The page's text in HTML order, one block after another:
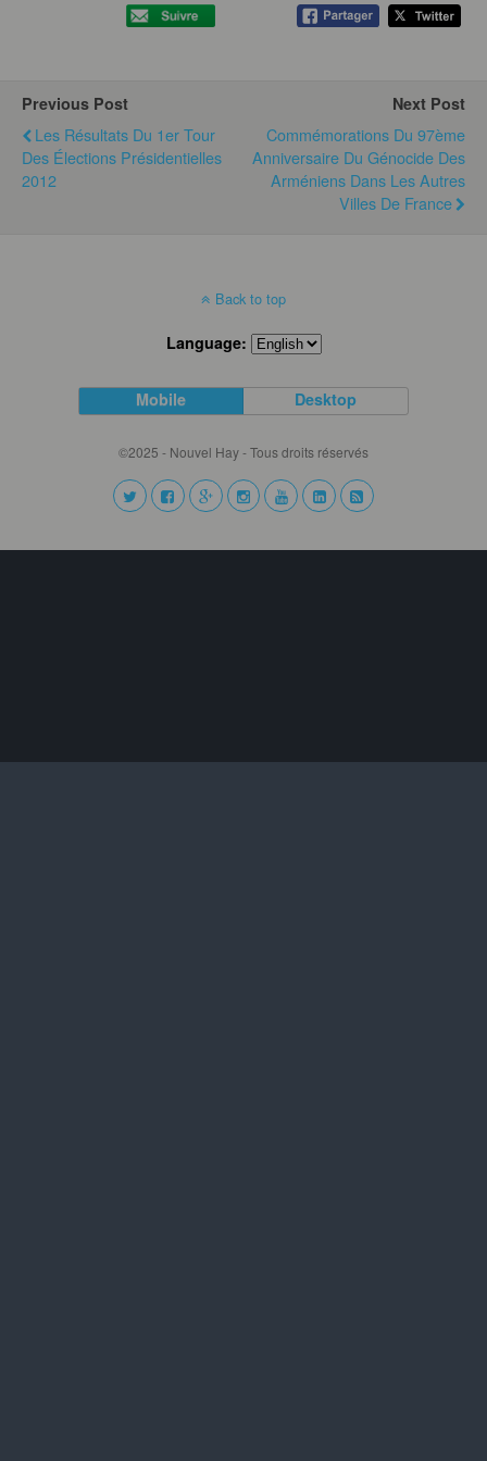
Previous Post
Les Résultats Du 1er Tour
Des Élections Présidentielles
2012
Next Post
Commémorations Du 97ème
Anniversaire Du Génocide Des
Arméniens Dans Les Autres
Villes De France
Back to top
Language:
Mobile Desktop
©2025 - Nouvel Hay - Tous droits réservés